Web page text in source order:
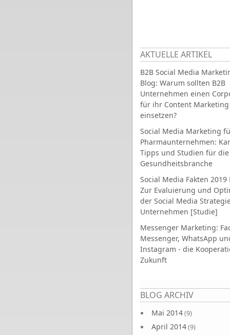
AKTUELLE ARTIKEL
B2B Social Media
Blog: Warum sollten B2B
Unternehmen einen
für ihr Content Marketing
einsetzen?
Social Media Marketing
Pharmaunternehmen:
Tipps und Studien für die
Gesundheitsbranche
Social Media Fakten 2019
Zur Evaluierung und
der Social Media
Unternehmen [Studie]
Messenger Marketing:
Messenger, WhatsApp
Instagram - die
Zukunft
BLOG ARCHIV
Mai 2014(9)
April 2014(9)
Seiten